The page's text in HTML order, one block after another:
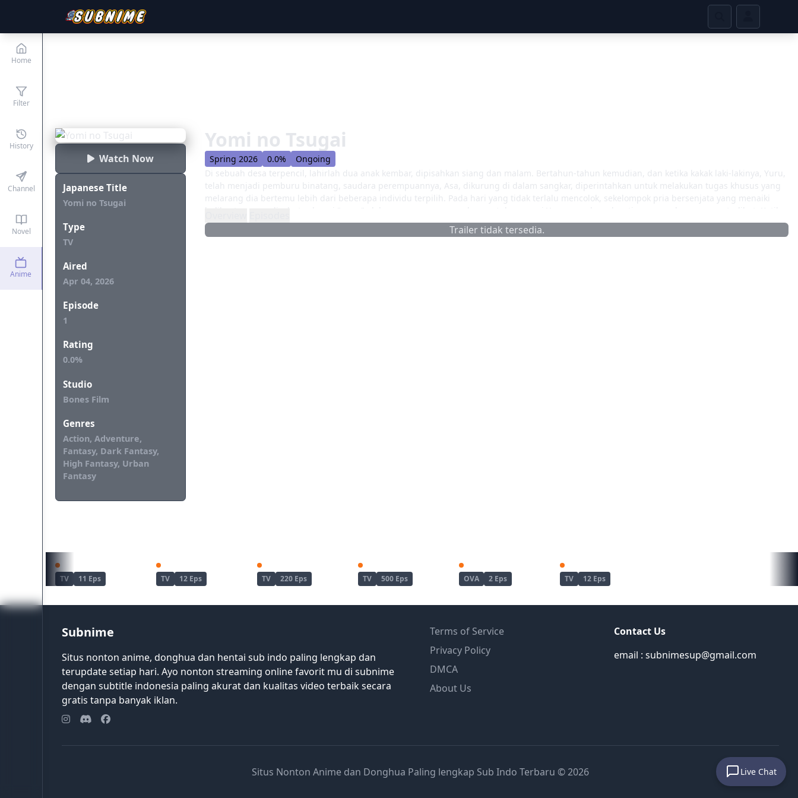
Home
Filter
History
Channel
Novel
Anime
Watch Now
Japanese Title
Yomi no Tsugai
Type
TV
Aired
Apr 04, 2026
Episode
1
Rating
0.0%
Studio
Bones Film
Genres
Action, Adventure,
Fantasy, Dark Fantasy,
High Fantasy, Urban
Fantasy
Yomi no Tsugai
Spring 2026 0.0%
Ongoing
Di sebuah desa terpencil, lahirlah dua anak kembar, dipisahkan siang dan malam. Bertahun-tahun kemudian, dan ketika kakak laki-lakinya, Yuru,
telah menjadi pemburu binatang, saudara perempuannya, Asa, dikurung di dalam sangkar, diperintahkan untuk melakukan tugas khusus yang
melarang dia bertemu lebih dari beberapa individu terpilih. Pada hari yang tidak terlalu mencolok, sekelompok pria bersenjata yang menaiki
helikopter, yang disebut sebagai "naga" oleh warga, menyerang desa untuk mencari Yuru, membunuh setiap orang dewasa yang terlihat. Ketika
Yuru mencoba untuk bertemu dengan Asa dan melarikan diri, dia malah menemukan mayat—yang lebih penting lagi, orang yang
membunuhnya mengaku sebagai saudara kembar Yuru yang sebenarnya. Sebelum wanita itu bisa menangkapnya, Yuru diselamatkan oleh
Trailer tidak tersedia.
TV 11 Eps TV 12 Eps TV 220 Eps TV 500 Eps OVA 2 Eps TV 12 Eps
Subnime
Situs nonton anime, donghua dan hentai sub indo paling lengkap dan
terupdate setiap hari. Ayo nonton streaming online favorit mu di subnime
dengan subtitle indonesia paling akurat dan kualitas video terbaik secara
gratis tanpa banyak iklan.
Terms of Service
Privacy Policy
DMCA
About Us
Contact Us
email : subnimesup@gmail.com
Situs Nonton Anime dan Donghua Paling lengkap Sub Indo Terbaru © 2026 Live Chat